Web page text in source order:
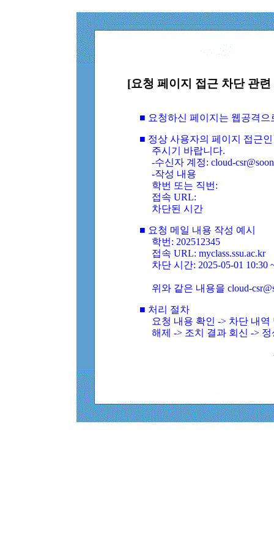
[요청 페이지 접근 차단 관
■ 요청하신 페이지는 웹공격
■ 정상 사용자의 페이지 접근
주시기 바랍니다.
-수신자 계정: cloud-
-작성 내용
학번 또는 직번:
접속 URL:
차단된 시간
■ 요청 메일 내용 작성 예시
학번: 202512345
접속 URL: myclass.ssu.ac.kr
차단 시간: 2025-05-01 10:30
위와 같은 내용을 cloud-
■ 처리 절차
요청 내용 확인 -> 차단 내
해제 -> 조치 결과 회신 ->